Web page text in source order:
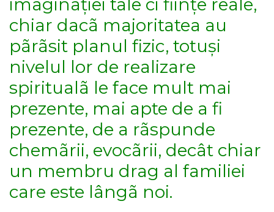
imaginației tale ci ființe reale,
chiar dacã majoritatea au
pãrãsit planul fizic, totuși
nivelul lor de realizare
spiritualã le face mult mai
prezente, mai apte de a fi
prezente, de a rãspunde
chemãrii, evocãrii, decât chiar
un membru drag al familiei
care este lângã noi.